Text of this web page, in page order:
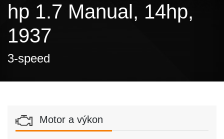
hp 1.7 Manual, 14hp,
1937
3-speed
Motor a výkon